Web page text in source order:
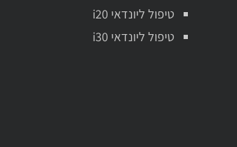
טיפול ליונדאי i20
טיפול ליונדאי i30